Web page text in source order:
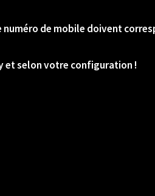
de mobile doivent
et selon votre configuration !